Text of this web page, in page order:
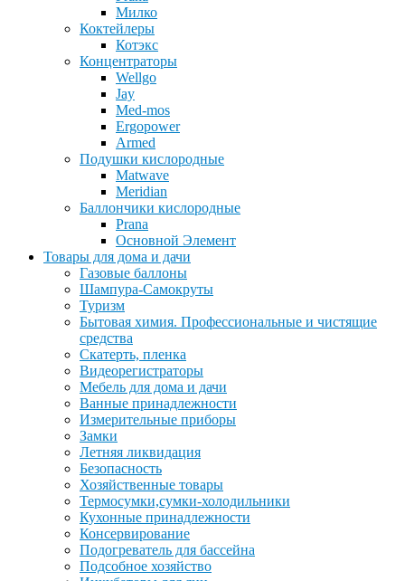
Милко
Коктейлеры
Котэкс
Концентраторы
Wellgo
Jay
Med-mos
Ergopower
Armed
Подушки кислородные
Matwave
Meridian
Баллончики кислородные
Prana
Основной Элемент
Товары для дома и дачи
Газовые баллоны
Шампура-Самокруты
Туризм
Бытовая химия. Профессиональные и чистящие
средства
Скатерть, пленка
Видеорегистраторы
Мебель для дома и дачи
Ванные принадлежности
Измерительные приборы
Замки
Летняя ликвидация
Безопасность
Хозяйственные товары
Термосумки,сумки-холодильники
Кухонные принадлежности
Консервирование
Подогреватель для бассейна
Подсобное хозяйство